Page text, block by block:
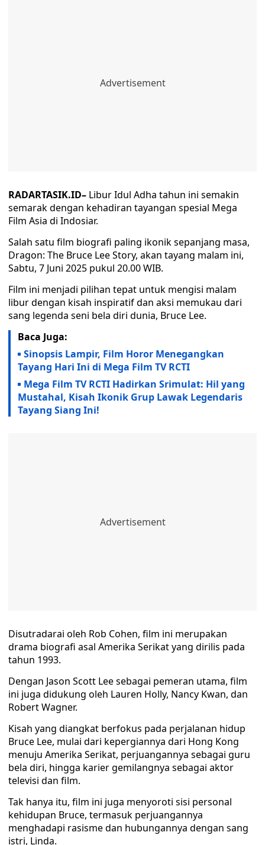
RADARTASIK.ID– Libur Idul Adha tahun ini semakin
semarak dengan kehadiran tayangan spesial Mega
Film Asia di Indosiar.
Salah satu film biografi paling ikonik sepanjang masa,
Dragon: The Bruce Lee Story, akan tayang malam ini,
Sabtu, 7 Juni 2025 pukul 20.00 WIB.
Film ini menjadi pilihan tepat untuk mengisi malam
libur dengan kisah inspiratif dan aksi memukau dari
sang legenda seni bela diri dunia, Bruce Lee.
Baca Juga:
Sinopsis Lampir, Film Horor Menegangkan
Tayang Hari Ini di Mega Film TV RCTI
Mega Film TV RCTI Hadirkan Srimulat: Hil yang
Mustahal, Kisah Ikonik Grup Lawak Legendaris
Tayang Siang Ini!
Disutradarai oleh Rob Cohen, film ini merupakan
drama biografi asal Amerika Serikat yang dirilis pada
tahun 1993.
Dengan Jason Scott Lee sebagai pemeran utama, film
ini juga didukung oleh Lauren Holly, Nancy Kwan, dan
Robert Wagner.
Kisah yang diangkat berfokus pada perjalanan hidup
Bruce Lee, mulai dari kepergiannya dari Hong Kong
menuju Amerika Serikat, perjuangannya sebagai guru
bela diri, hingga karier gemilangnya sebagai aktor
televisi dan film.
Tak hanya itu, film ini juga menyoroti sisi personal
kehidupan Bruce, termasuk perjuangannya
menghadapi rasisme dan hubungannya dengan sang
istri, Linda.